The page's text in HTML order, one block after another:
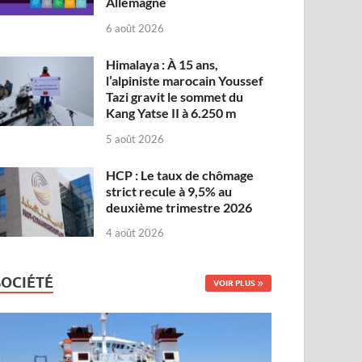
6 août 2026
Himalaya : À 15 ans,
l’alpiniste marocain Youssef
Tazi gravit le sommet du
Kang Yatse II à 6.250 m
5 août 2026
HCP : Le taux de chômage
strict recule à 9,5% au
deuxième trimestre 2026
4 août 2026
VOIR PLUS